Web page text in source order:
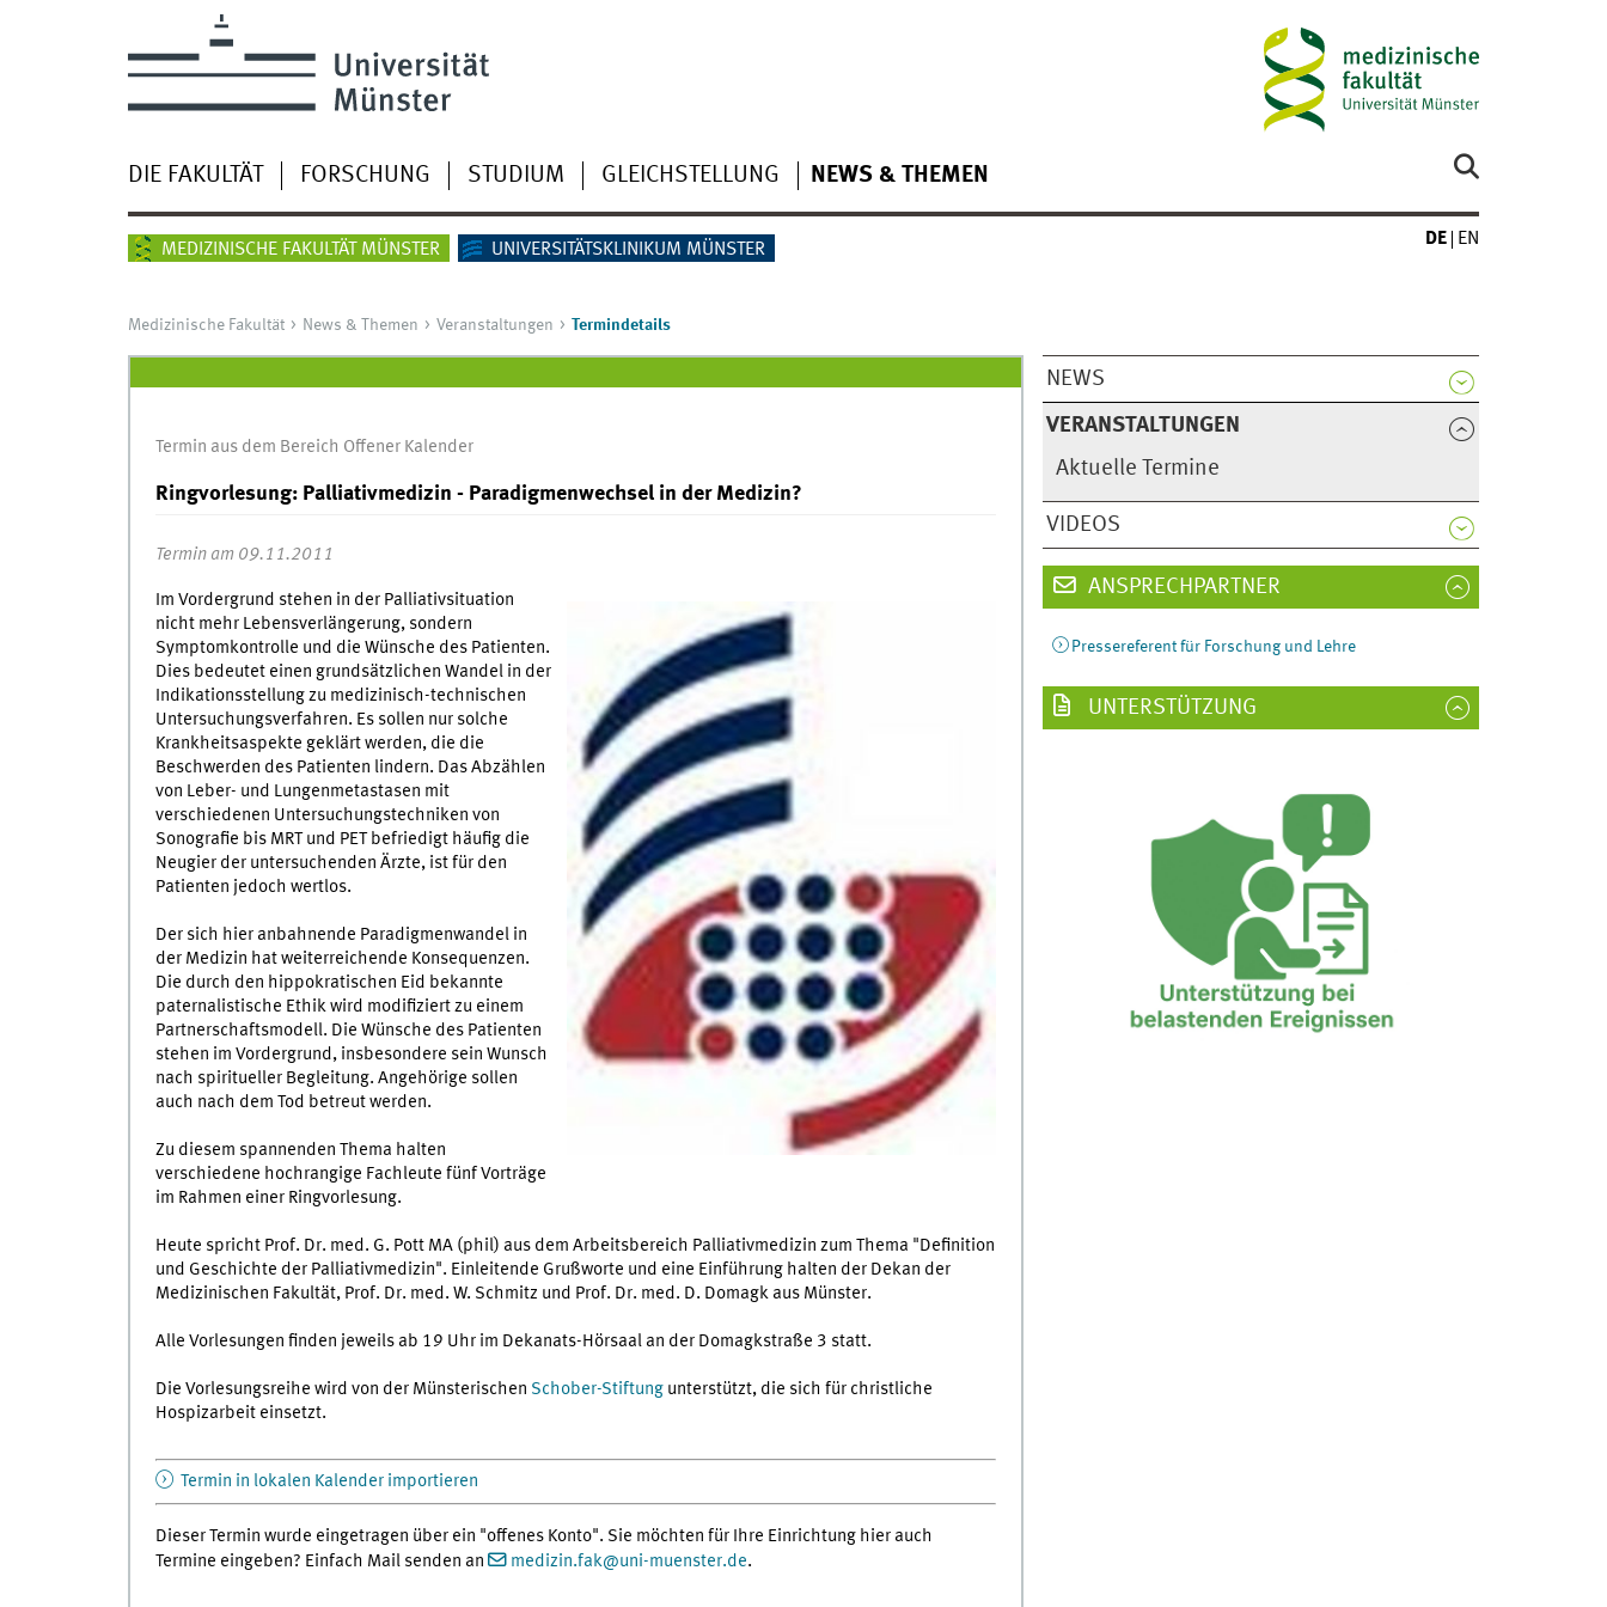
DIE FAKULTÄT FORSCHUNG STUDIUM GLEICHSTELLUNG NEWS & THEMEN
MEDIZINISCHE FAKULTÄT MÜNSTER UNIVERSITÄTSKLINIKUM MÜNSTER
DE EN
Medizinische Fakultät News & Themen Veranstaltungen Termindetails
NEWS
VERANSTALTUNGEN
Aktuelle Termine
VIDEOS
Termin aus dem Bereich Offener Kalender
Ringvorlesung: Palliativmedizin - Paradigmenwechsel in der Medizin?
Termin am 09.11.2011
Im Vordergrund stehen in der Palliativsituation
nicht mehr Lebensverlängerung, sondern
Symptomkontrolle und die Wünsche des Patienten.
Dies bedeutet einen grundsätzlichen Wandel in der
Indikationsstellung zu medizinisch-technischen
Untersuchungsverfahren. Es sollen nur solche
Krankheitsaspekte geklärt werden, die die
Beschwerden des Patienten lindern. Das Abzählen
von Leber- und Lungenmetastasen mit
verschiedenen Untersuchungstechniken von
Sonografie bis MRT und PET befriedigt häufig die
Neugier der untersuchenden Ärzte, ist für den
Patienten jedoch wertlos.
Der sich hier anbahnende Paradigmenwandel in
der Medizin hat weiterreichende Konsequenzen.
Die durch den hippokratischen Eid bekannte
paternalistische Ethik wird modifiziert zu einem
Partnerschaftsmodell. Die Wünsche des Patienten
stehen im Vordergrund, insbesondere sein Wunsch
nach spiritueller Begleitung. Angehörige sollen
auch nach dem Tod betreut werden.
Zu diesem spannenden Thema halten
verschiedene hochrangige Fachleute fünf Vorträge
im Rahmen einer Ringvorlesung.
Heute spricht Prof. Dr. med. G. Pott MA (phil) aus dem Arbeitsbereich Palliativmedizin zum Thema "Definition
und Geschichte der Palliativmedizin". Einleitende Grußworte und eine Einführung halten der Dekan der
Medizinischen Fakultät, Prof. Dr. med. W. Schmitz und Prof. Dr. med. D. Domagk aus Münster.
Alle Vorlesungen finden jeweils ab 19 Uhr im Dekanats-Hörsaal an der Domagkstraße 3 statt.
Die Vorlesungsreihe wird von der Münsterischen Schober-Stiftungunterstützt, die sich für christliche
Hospizarbeit einsetzt.
Termin in lokalen Kalender importieren
Dieser Termin wurde eingetragen über ein "offenes Konto". Sie möchten für Ihre Einrichtung hier auch
Termine eingeben? Einfach Mail senden an
medizin.fak@uni-muenster.de.
ANSPRECHPARTNER
Pressereferent für Forschung und Lehre
UNTERSTÜTZUNG